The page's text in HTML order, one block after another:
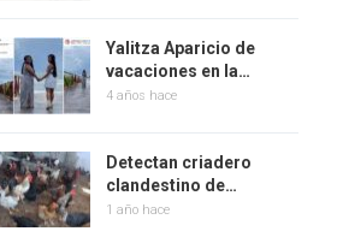
Yalitza Aparicio de
vacaciones en la…
4 años hace
Detectan criadero
clandestino de…
1 año hace